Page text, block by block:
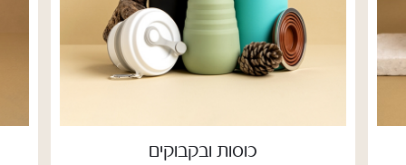
כוסות ובקבוקים